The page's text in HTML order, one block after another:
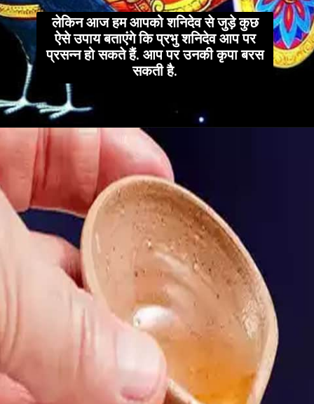
लेकिन आज हम आपको शनिदेव से जुड़े कुछ
ऐसे उपाय बताएंगे कि प्रभु शनिदेव आप पर
प्रसन्न हो सकते हैं. आप पर उनकी कृपा बरस
सकती है.